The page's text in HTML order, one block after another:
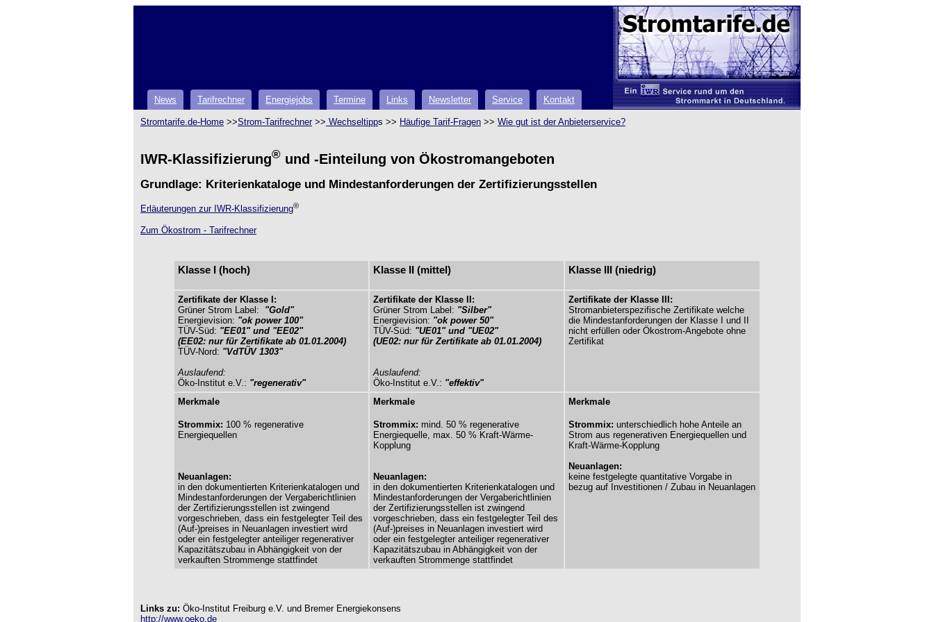
News Tarifrechner Energiejobs Termine Links Newsletter Service Kontakt
Stromtarife.de-Home >>Strom-Tarifrechner>> Wechseltipps >> Häufige Tarif-Fragen >> Wie gut ist der Anbieterservice?
IWR-Klassifizierung® und -Einteilung von Ökostromangeboten
Grundlage: Kriterienkataloge und Mindestanforderungen der Zertifizierungsstellen
Erläuterungen zur IWR-Klassifizierung®
Zum Ökostrom - Tarifrechner
Klasse I (hoch) Klasse II (mittel) Klasse III (niedrig)
Zertifikate der Klasse I:
Grüner Strom Label: "Gold"
Energievision: "ok power 100"
TÜV-Süd: "EE01" und "EE02"
(EE02: nur für Zertifikate ab 01.01.2004)
TÜV-Nord: "VdTÜV 1303"
Auslaufend:
Öko-Institut e.V.: "regenerativ"
Zertifikate der Klasse II:
Grüner Strom Label: "Silber"
Energievision: "ok power 50"
TÜV-Süd: "UE01" und "UE02"
(UE02: nur für Zertifikate ab 01.01.2004)
Auslaufend:
Öko-Institut e.V.: "effektiv"
Zertifikate der Klasse III:
Stromanbieterspezifische Zertifikate welche
die Mindestanforderungen der Klasse I und II
nicht erfüllen oder Ökostrom-Angebote ohne
Zertifikat
Merkmale
Strommix: 100 % regenerative
Energiequellen
Neuanlagen:
in den dokumentierten Kriterienkatalogen und
Mindestanforderungen der Vergaberichtlinien
der Zertifizierungsstellen ist zwingend
vorgeschrieben, dass ein festgelegter Teil des
(Auf-)preises in Neuanlagen investiert wird
oder ein festgelegter anteiliger regenerativer
Kapazitätszubau in Abhängigkeit von der
verkauften Strommenge stattfindet
Merkmale
Strommix: mind. 50 % regenerative
Energiequelle, max. 50 % Kraft-Wärme-
Kopplung
Neuanlagen:
in den dokumentierten Kriterienkatalogen und
Mindestanforderungen der Vergaberichtlinien
der Zertifizierungsstellen ist zwingend
vorgeschrieben, dass ein festgelegter Teil des
(Auf-)preises in Neuanlagen investiert wird
oder ein festgelegter anteiliger regenerativer
Kapazitätszubau in Abhängigkeit von der
verkauften Strommenge stattfindet
Merkmale
Strommix: unterschiedlich hohe Anteile an
Strom aus regenerativen Energiequellen und
Kraft-Wärme-Kopplung
Neuanlagen:
keine festgelegte quantitative Vorgabe in
bezug auf Investitionen / Zubau in Neuanlagen
Links zu: Öko-Institut Freiburg e.V. und Bremer Energiekonsens
http://www.oeko.de